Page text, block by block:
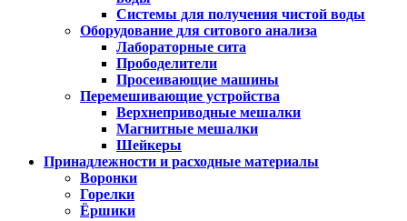
Системы для получения чистой воды
Оборудование для ситового анализа
Лабораторные сита
Прободелители
Просеивающие машины
Перемешивающие устройства
Верхнеприводные мешалки
Магнитные мешалки
Шейкеры
Принадлежности и расходные материалы
Воронки
Горелки
Ёршики